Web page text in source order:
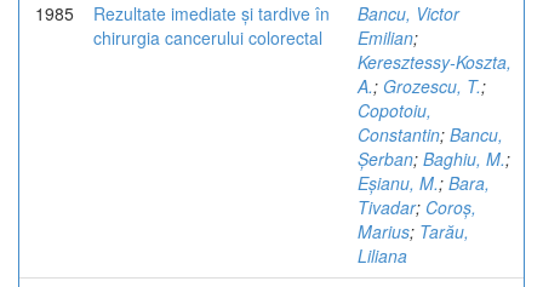
1985
Rezultate imediate și tardive în
chirurgia cancerului colorectal
Bancu, Victor
Emilian;
Keresztessy-Koszta,
A.; Grozescu, T.;
Copotoiu,
Constantin; Bancu,
Șerban; Baghiu, M.;
Eșianu, M.; Bara,
Tivadar; Coroș,
Marius; Tarău,
Liliana